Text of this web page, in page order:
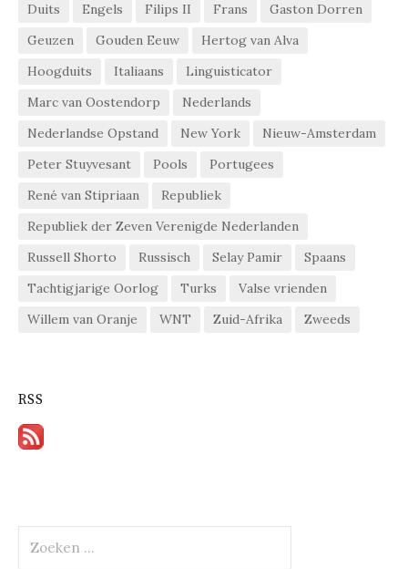
Duits
Engels Filips II Frans
Gaston Dorren
Geuzen
Gouden Eeuw
Hertog van Alva
Hoogduits
Italiaans
Linguisticator
Marc van Oostendorp
Nederlands
Nederlandse Opstand
New York
Nieuw-Amsterdam
Peter Stuyvesant
Pools
Portugees
René van Stipriaan
Republiek
Republiek der Zeven Verenigde Nederlanden
Russell Shorto
Russisch Selay Pamir
Spaans
Tachtigjarige Oorlog
Turks
Valse vrienden
Willem van Oranje
WNT Zuid-Afrika Zweeds
RSS
naar: